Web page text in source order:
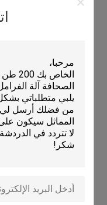
أقصى زاوية الانحناء
هو خيار رائع لإجراء
التطبيقات من الاستخدام
آلة الفرامل
لتشكيل المعادن.
التخصيص:
آلة الفرامل الهيدروليكية
آلة الفرامل الهيدروليكية
درجةهذا الفرامل